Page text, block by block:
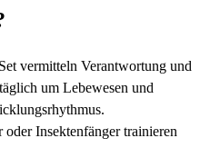
vermitteln Verantwortung und
um Lebewesen und
Insektenfänger trainieren